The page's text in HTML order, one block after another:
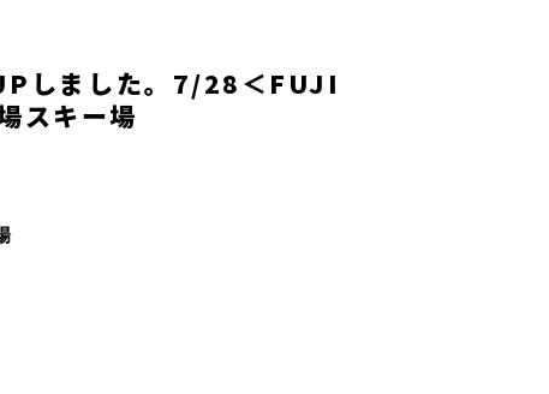
しました。7/28＜FUJI
スキー場